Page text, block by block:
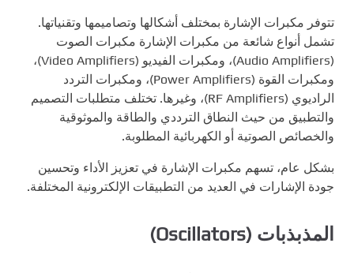
تتوفر مكبرات الإشارة بمختلف أشكالها وتصاميمها وتقنياتها.
تشمل أنواع شائعة من مكبرات الإشارة مكبرات الصوت
(Audio Amplifiers)، ومكبرات الفيديو (Video Amplifiers)،
ومكبرات القوة (Power Amplifiers)، ومكبرات التردد
الراديوي (RF Amplifiers)، وغيرها. تختلف متطلبات التصميم
والتطبيق من حيث النطاق الترددي والطاقة والموثوقية
والخصائص الصوتية أو الكهربائية المطلوبة.
بشكل عام، تسهم مكبرات الإشارة في تعزيز الأداء وتحسين
جودة الإشارات في العديد من التطبيقات الإلكترونية المختلفة.
المذبذبات (Oscillators)